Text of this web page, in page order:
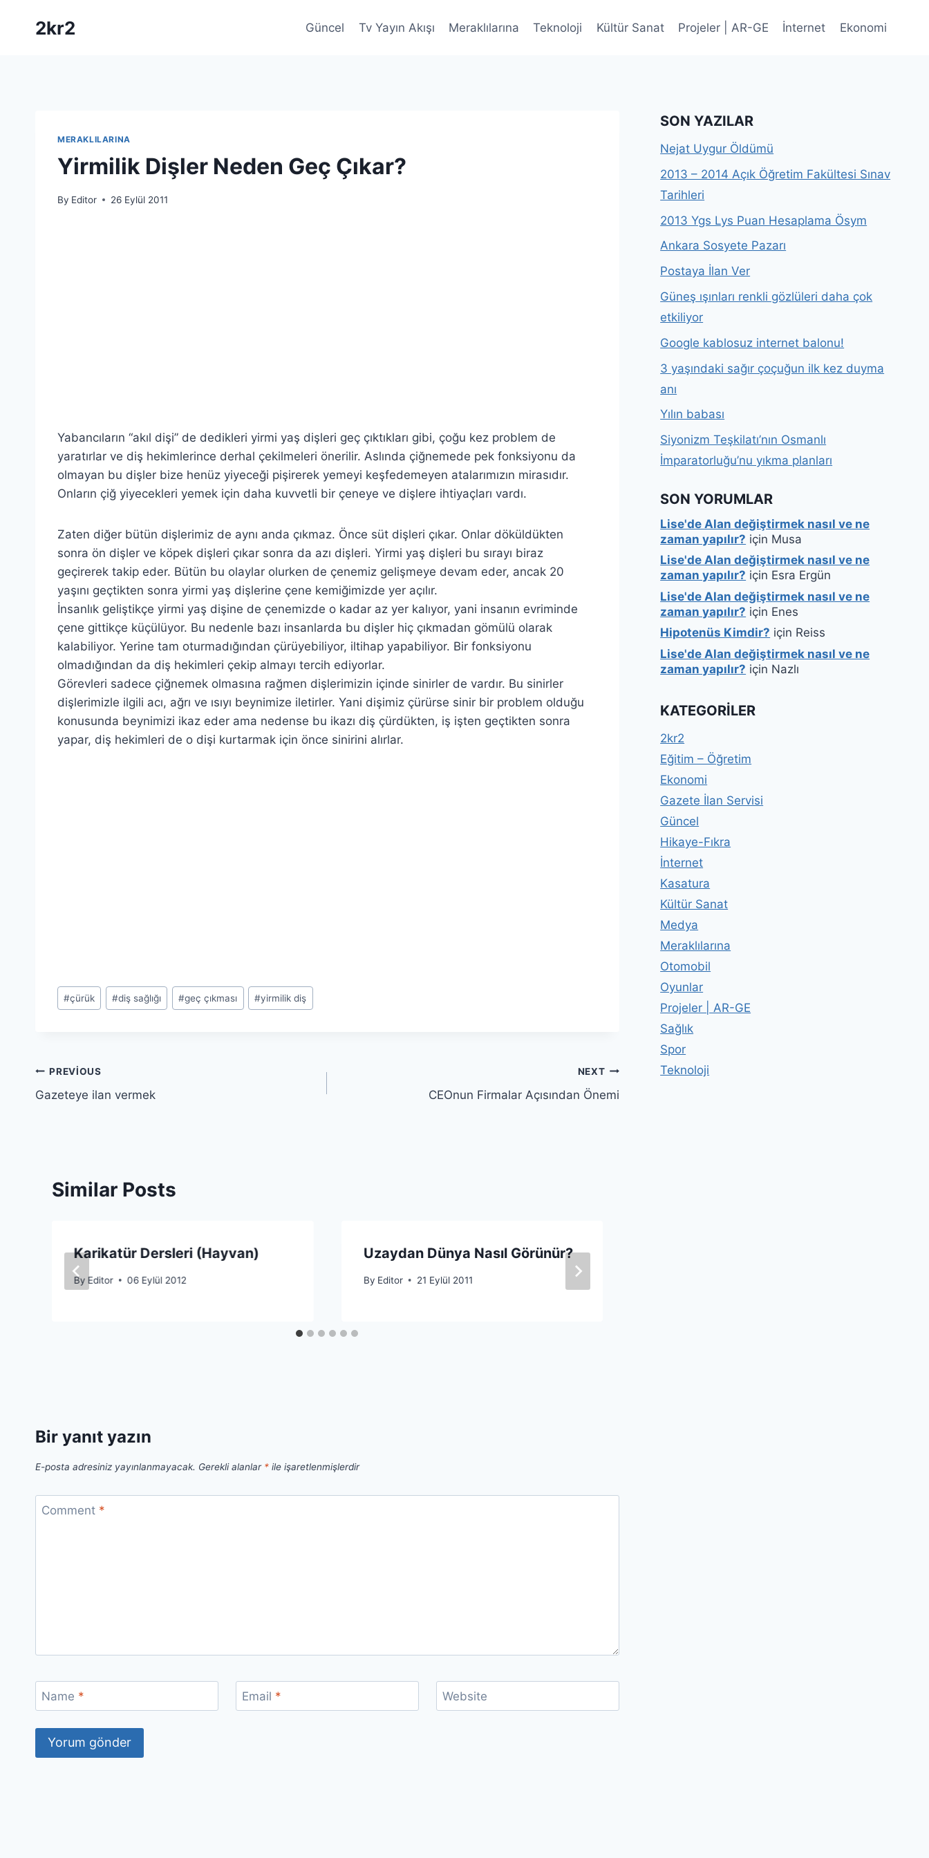
2kr2 Güncel Tv Yayın Akışı Meraklılarına Teknoloji Kültür Sanat Projeler | AR-GE İnternet Ekonomi
MERAKLILARINA
Yirmilik Dişler Neden Geç Çıkar?
By Editor 26 Eylül 2011
Yabancıların “akıl dişi” de dedikleri yirmi yaş dişleri geç çıktıkları gibi, çoğu kez problem de
yaratırlar ve diş hekimlerince derhal çekilmeleri önerilir. Aslında çiğnemede pek fonksiyonu da
olmayan bu dişler bize henüz yiyeceği pişirerek yemeyi keşfedemeyen atalarımızın mirasıdır.
Onların çiğ yiyecekleri yemek için daha kuvvetli bir çeneye ve dişlere ihtiyaçları vardı.
Zaten diğer bütün dişlerimiz de aynı anda çıkmaz. Önce süt dişleri çıkar. Onlar döküldükten
sonra ön dişler ve köpek dişleri çıkar sonra da azı dişleri. Yirmi yaş dişleri bu sırayı biraz
geçirerek takip eder. Bütün bu olaylar olurken de çenemiz gelişmeye devam eder, ancak 20
yaşını geçtikten sonra yirmi yaş dişlerine çene kemiğimizde yer açılır.
İnsanlık geliştikçe yirmi yaş dişine de çenemizde o kadar az yer kalıyor, yani insanın evriminde
çene gittikçe küçülüyor. Bu nedenle bazı insanlarda bu dişler hiç çıkmadan gömülü olarak
kalabiliyor. Yerine tam oturmadığından çürüyebiliyor, iltihap yapabiliyor. Bir fonksiyonu
olmadığından da diş hekimleri çekip almayı tercih ediyorlar.
Görevleri sadece çiğnemek olmasına rağmen dişlerimizin içinde sinirler de vardır. Bu sinirler
dişlerimizle ilgili acı, ağrı ve ısıyı beynimize iletirler. Yani dişimiz çürürse sinir bir problem olduğu
konusunda beynimizi ikaz eder ama nedense bu ikazı diş çürdükten, iş işten geçtikten sonra
yapar, diş hekimleri de o dişi kurtarmak için önce sinirini alırlar.
Post
Tags:
#çürük #diş sağlığı #geç çıkması #yirmilik diş
Yazı
gezinmesi
PREVIOUS
Gazeteye ilan vermek
NEXT
CEOnun Firmalar Açısından Önemi
Similar Posts
Karikatür Dersleri (Hayvan)
By Editor 06 Eylül 2012
Uzaydan Dünya Nasıl Görünür?
By Editor 21 Eylül 2011
Bir yanıt yazın
E-posta adresiniz yayınlanmayacak. Gerekli alanlar * ile işaretlenmişlerdir
Comment *
Name * Email * Website
SON YAZILAR
Nejat Uygur Öldümü
2013 – 2014 Açık Öğretim Fakültesi Sınav
Tarihleri
2013 Ygs Lys Puan Hesaplama Ösym
Ankara Sosyete Pazarı
Postaya İlan Ver
Güneş ışınları renkli gözlüleri daha çok
etkiliyor
Google kablosuz internet balonu!
3 yaşındaki sağır çoçuğun ilk kez duyma
anı
Yılın babası
Siyonizm Teşkilatı’nın Osmanlı
İmparatorluğu’nu yıkma planları
SON YORUMLAR
Lise'de Alan değiştirmek nasıl ve ne
zaman yapılır? için Musa
Lise'de Alan değiştirmek nasıl ve ne
zaman yapılır? için Esra Ergün
Lise'de Alan değiştirmek nasıl ve ne
zaman yapılır? için Enes
Hipotenüs Kimdir? için Reiss
Lise'de Alan değiştirmek nasıl ve ne
zaman yapılır? için Nazlı
KATEGORILER
2kr2
Eğitim – Öğretim
Ekonomi
Gazete İlan Servisi
Güncel
Hikaye-Fıkra
İnternet
Kasatura
Kültür Sanat
Medya
Meraklılarına
Otomobil
Oyunlar
Projeler | AR-GE
Sağlık
Spor
Teknoloji